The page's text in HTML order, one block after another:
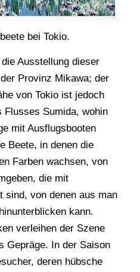
bei Tokio.
Ausstellung dieser
Provinz Mikawa; der
von Tokio ist jedoch
Flusses Sumida, wohin
mit Ausflugsbooten
Beete, in denen die
Farben wachsen, von
die mit
sind, von denen aus man
kann.
verleihen der Szene
Gepräge. In der Saison
deren hübsche